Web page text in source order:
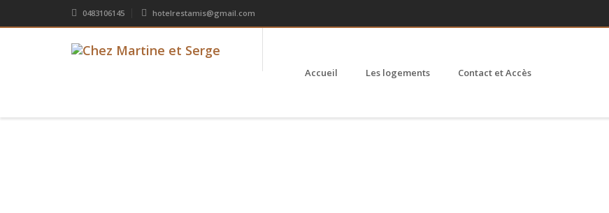
0483106145 hotelrestamis@gmail.com
Accueil Les logements Contact et Accès